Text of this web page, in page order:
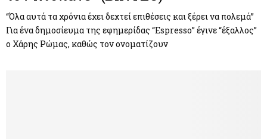
“Όλα αυτά τα χρόνια έχει δεχτεί επιθέσεις και ξέρει να πολεμά”
Για ένα δημοσίευμα της εφημερίδας “Espresso” έγινε “έξαλλος”
ο Χάρης Ρώμας, καθώς τον ονοματίζουν